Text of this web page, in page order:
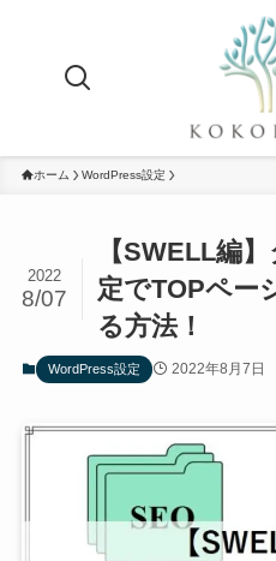
ホーム WordPress設定
【SWELL編
定でTOPペー
る方法！
2022
8/07
WordPress設定 2022年8月7日